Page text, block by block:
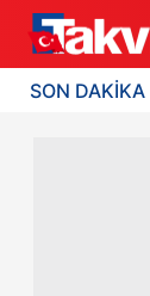
SON DAKİKA